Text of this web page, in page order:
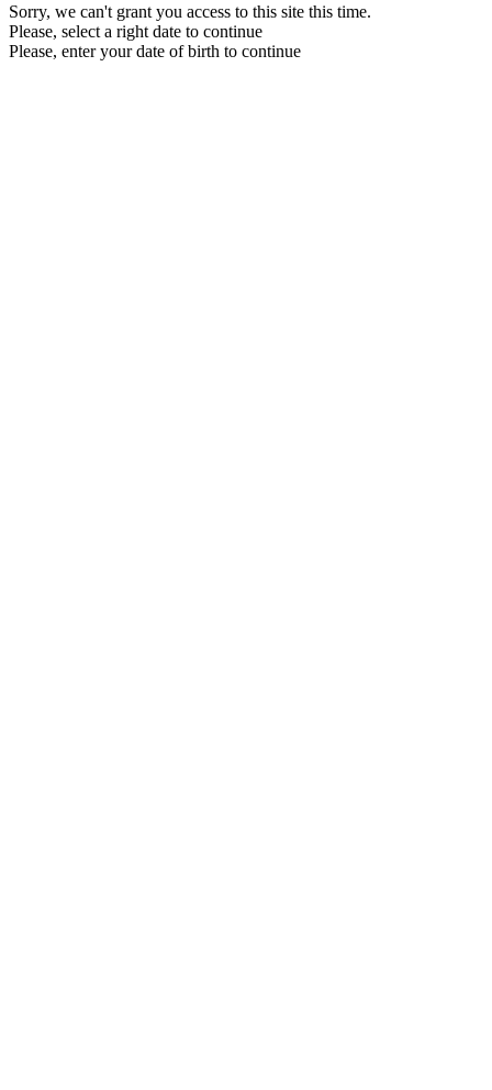
Sorry, we can't grant you access to this site this time.
Please, select a right date to continue
Please, enter your date of birth to continue